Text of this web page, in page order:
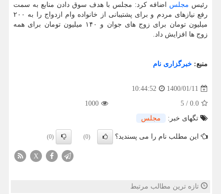
رئیس مجلس اضافه کرد: مجلس با هدف سوق دادن منابع به سمت
رفع نیازهای مردم و برای پشتیبانی از خانواده وام ازدواج را به ۲۰۰
میلیون تومان برای زوج های جوان و ۱۴۰ میلیون تومان برای همه
زوج ها افزایش داد.
منبع: خبرگزاری نام
1400/01/11
10:44:52
0.0
/
5
1000
تگهای خبر:
مجلس
این مطلب نام را می پسندید؟ (0)
(0)
X
تازه ترین مطالب مرتبط